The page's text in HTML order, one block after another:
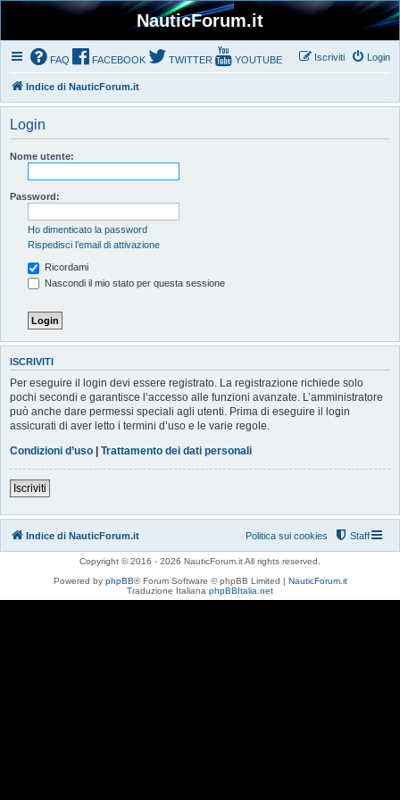
NauticForum.it
FAQ FACEBOOK TWITTER YOUTUBE Login
Iscriviti
Indice di NauticForum.it
Login
Nome utente:
Password:
Ho dimenticato la password
Rispedisci l’email di attivazione
Ricordami
Nascondi il mio stato per questa sessione
ISCRIVITI
Per eseguire il login devi essere registrato. La registrazione richiede solo
pochi secondi e garantisce l’accesso alle funzioni avanzate. L’amministratore
può anche dare permessi speciali agli utenti. Prima di eseguire il login
assicurati di aver letto i termini d’uso e le varie regole.
Condizioni d’uso | Trattamento dei dati personali
Iscriviti
Indice di NauticForum.it Staff
Politica sui cookies
Copyright © 2016 - 2026 NauticForum.it All rights reserved.
Powered by phpBB® Forum Software © phpBB Limited | NauticForum.it
Traduzione Italiana phpBBItalia.net